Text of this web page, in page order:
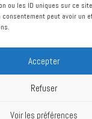
ou les ID uniques sur ce
peut avoir un
Accepter
Refuser
Voir les préférences